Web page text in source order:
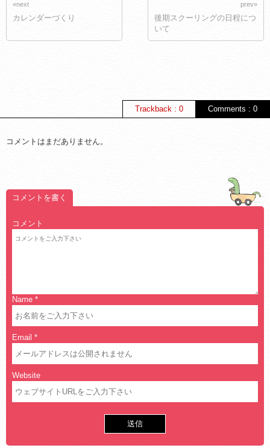
«next
カレンダーづくり
prev»
後期スクーリングの日程につ
いて
Comments : 0
Trackback : 0
コメントはまだありません。
コメントを書く
コメント
Name *
Email *
Website